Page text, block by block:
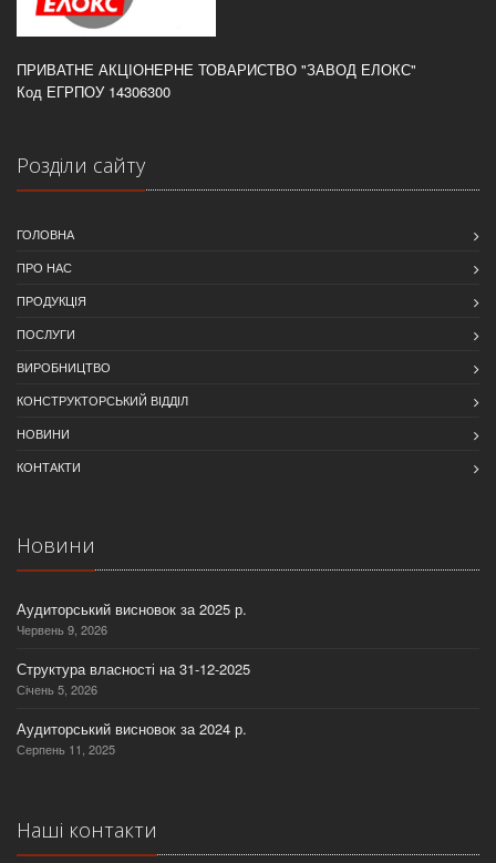
ПРИВАТНЕ АКЦІОНЕРНЕ ТОВАРИСТВО "ЗАВОД ЕЛОКС"
Код ЕГРПОУ 14306300
Розділи сайту
ГОЛОВНА
ПРО НАС
ПРОДУКЦІЯ
ПОСЛУГИ
ВИРОБНИЦТВО
КОНСТРУКТОРСЬКИЙ ВІДДІЛ
НОВИНИ
КОНТАКТИ
Новини
Аудиторський висновок за 2025 р.
Червень 9, 2026
Структура власності на 31-12-2025
Січень 5, 2026
Аудиторський висновок за 2024 р.
Серпень 11, 2025
Наші контакти